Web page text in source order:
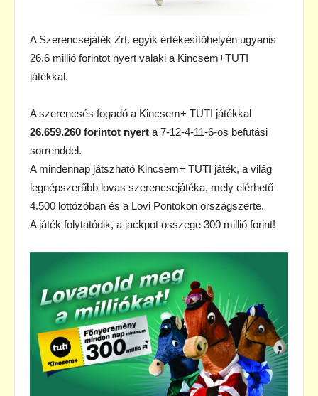
A Szerencsejáték Zrt. egyik értékesítőhelyén ugyanis
26,6 millió forintot nyert valaki a Kincsem+TUTI
játékkal.
A szerencsés fogadó a Kincsem+ TUTI játékkal
26.659.260 forintot nyert a 7-12-4-11-6-os befutási
sorrenddel.
A mindennap játszható Kincsem+ TUTI játék, a világ
legnépszerűbb lovas szerencsejátéka, mely elérhető
4.500 lottózóban és a Lovi Pontokon országszerte.
A játék folytatódik, a jackpot összege 300 millió forint!